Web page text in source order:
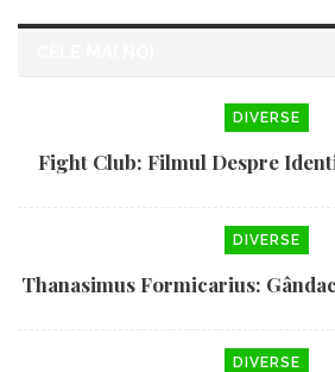
DIVERSE
Fight Club: Filmul Despre
DIVERSE
Thanasimus Formicarius:
DIVERSE